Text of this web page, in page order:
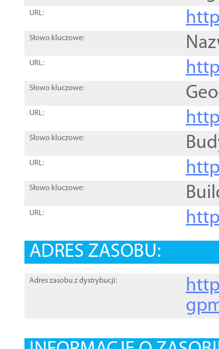
URL:
Słowo kluczowe:
URL:
Słowo kluczowe:
URL:
Słowo kluczowe:
URL:
Słowo kluczowe:
URL:
ADRES ZASOBU:
Adres zasobu z dystrybucji: